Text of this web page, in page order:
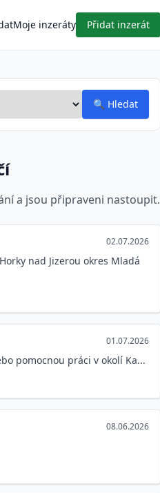
Moje inzeráty Přidat inzerát
🔍 Hledat
a jsou připraveni nastoupit.
02.07.2026
nad Jizerou okres Mladá
01.07.2026
pomocnou práci v okolí Ka...
08.06.2026